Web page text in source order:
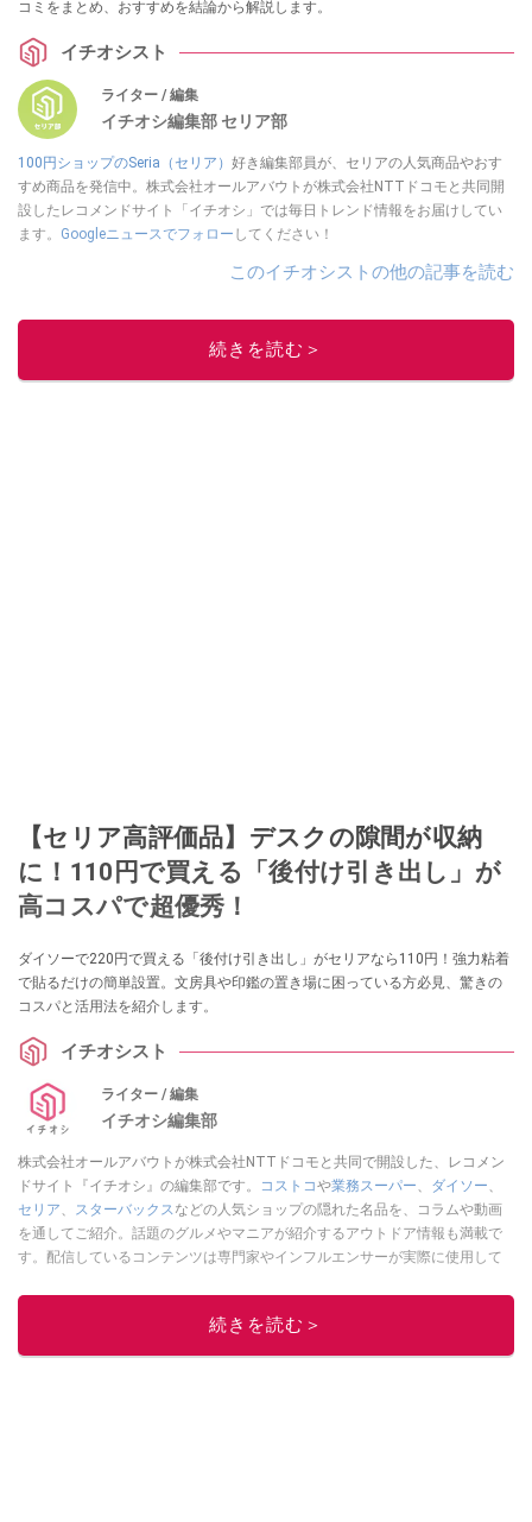
コミをまとめ、おすすめを結論から解説します。
イチオシスト
ライター / 編集
イチオシ編集部 セリア部
100円ショップのSeria（セリア） 好き編集部員が、セリアの人気商品やおす
すめ商品を発信中。株式会社オールアバウトが株式会社NTTドコモと共同開
設したレコメンドサイト「イチオシ」では毎日トレンド情報をお届けしてい
ます。 Googleニュースでフォロー してください！
このイチオシストの他の記事を読む
続きを読む＞
【セリア高評価品】デスクの隙間が収納
に！110円で買える「後付け引き出し」が
高コスパで超優秀！
ダイソーで220円で買える「後付け引き出し」がセリアなら110円！強力粘着
で貼るだけの簡単設置。文房具や印鑑の置き場に困っている方必見、驚きの
コスパと活用法を紹介します。
イチオシスト
ライター / 編集
イチオシ編集部
株式会社オールアバウトが株式会社NTTドコモと共同で開設した、レコメン
ドサイト『イチオシ』の編集部です。
コストコや業務スーパー、 ダイソー、
セリア、 スターバックスなどの人気ショップの隠れた名品を、コラムや動画
を通してご紹介。話題のグルメやマニアが紹介するアウトドア情報も満載で
す。配信しているコンテンツは専門家やインフルエンサーが実際に使用して
ニュースでフォロー
続きを読む＞